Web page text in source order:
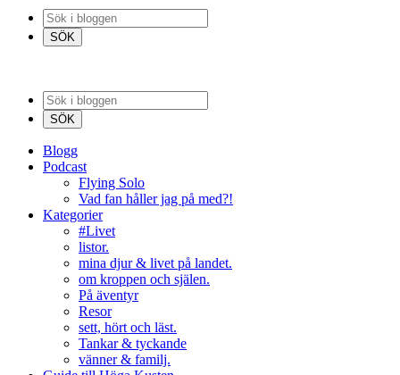
Blogg
Podcast
Flying Solo
Vad fan håller jag på med?!
Kategorier
#Livet
listor.
mina djur & livet på landet.
om kroppen och själen.
På äventyr
Resor
sett, hört och läst.
Tankar & tyckande
vänner & familj.